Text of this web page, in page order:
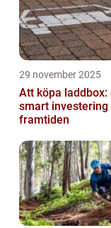
29 november 2025
Att köpa laddbox:
smart
framtiden